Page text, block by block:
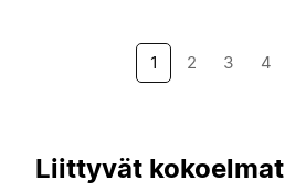
1 2 3 4
Liittyvät kokoelmat